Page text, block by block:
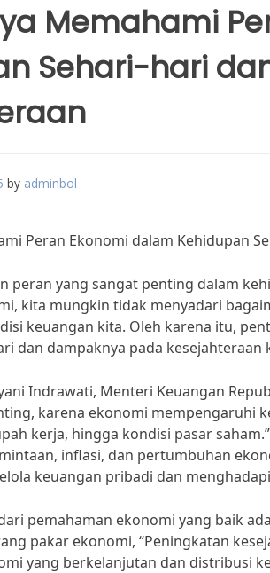
Memahami
Sehari-hari
by adminbol
Peran Ekonomi dalam Kehidupan
peran yang sangat penting dalam
kita mungkin tidak menyadari
keuangan kita. Oleh karena itu,
dan dampaknya pada kesejahteraan
Indrawati, Menteri Keuangan
karena ekonomi mempengaruhi
kerja, hingga kondisi pasar
inflasi, dan pertumbuhan
keuangan pribadi dan
pemahaman ekonomi yang baik
pakar ekonomi, “Peningkatan
yang berkelanjutan dan distribusi